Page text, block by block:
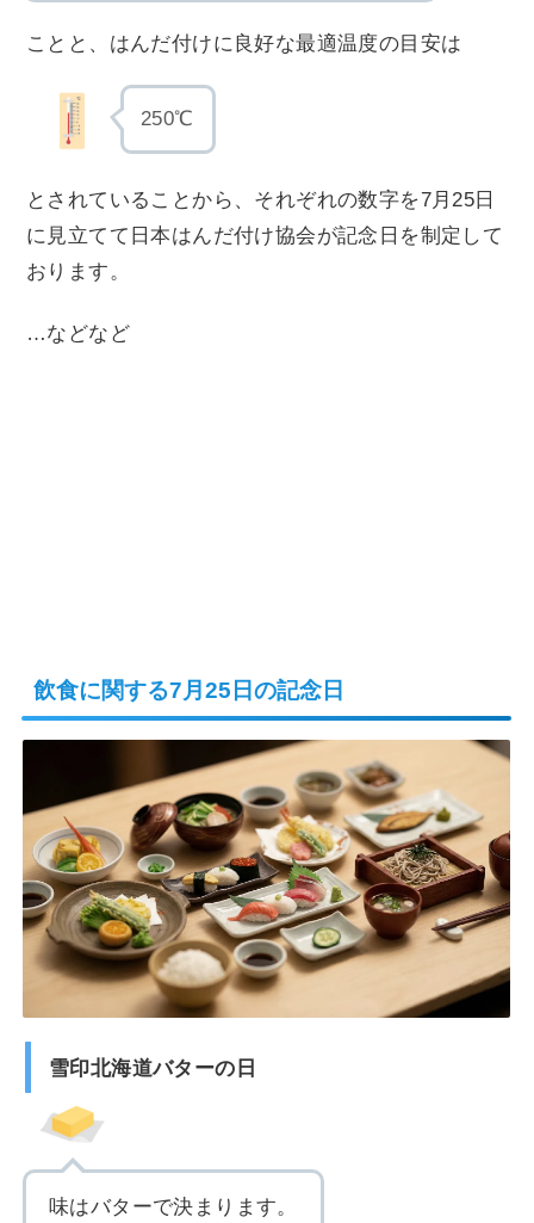
ことと、はんだ付けに良好な最適温度の目安は
250℃
とされていることから、それぞれの数字を7月25日
に見立てて日本はんだ付け協会が記念日を制定して
おります。
…などなど
飲食に関する7月25日の記念日
雪印北海道バターの日
味はバターで決まります。